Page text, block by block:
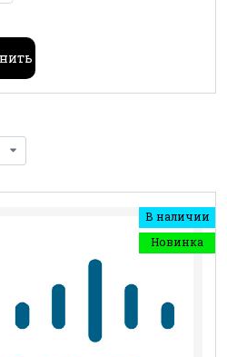
В наличии
Новинка